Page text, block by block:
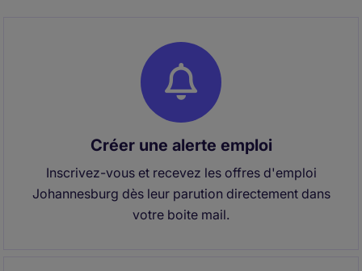
Créer une alerte emploi
Inscrivez-vous et recevez les offres d'emploi
Johannesburg dès leur parution directement dans
votre boite mail.